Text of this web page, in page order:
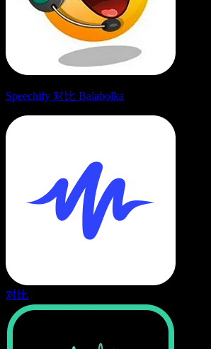
Speechify 对比 Balabolka
对比